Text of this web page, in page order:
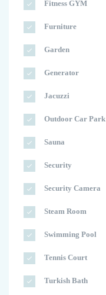
Fitness GYM
Furniture
Garden
Generator
Jacuzzi
Outdoor Car Park
Sauna
Security
Security Camera
Steam Room
Swimming Pool
Tennis Court
Turkish Bath